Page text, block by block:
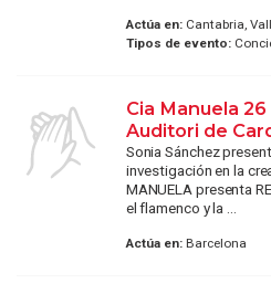
Actúa en:Cantabria,
Tipos de evento:
Cia Manuela
Auditori de
Sonia Sánchez
investigación en la
MANUELA presenta
el flamenco y la ...
Actúa en:Barcelona